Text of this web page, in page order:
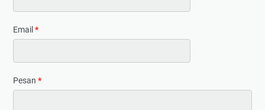
Email *
Pesan *